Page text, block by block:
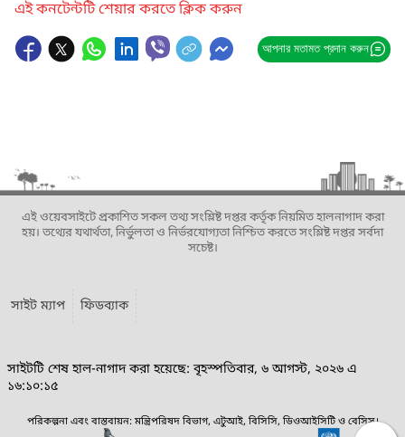
এই কনটেন্টটি শেয়ার করতে ক্লিক করুন
আপনার মতামত প্রদান করুন
এই ওয়েবসাইটে প্রকাশিত সকল তথ্য সংশ্লিষ্ট দপ্তর কর্তৃক নিয়মিত হালনাগাদ করা
হয়। তথ্যের যথার্থতা, নির্ভুলতা ও নির্ভরযোগ্যতা নিশ্চিত করতে সংশ্লিষ্ট দপ্তর সর্বদা
সচেষ্ট।
সাইট ম্যাপ ফিডব্যাক
সাইটটি শেষ হাল-নাগাদ করা হয়েছে: বৃহস্পতিবার, ৬ আগস্ট, ২০২৬ এ
১৬:১০:১৫
পরিকল্পনা এবং বাস্তবায়ন: মন্ত্রিপরিষদ বিভাগ, এটুআই, বিসিসি, ডিওআইসিটি ও বেসিস।